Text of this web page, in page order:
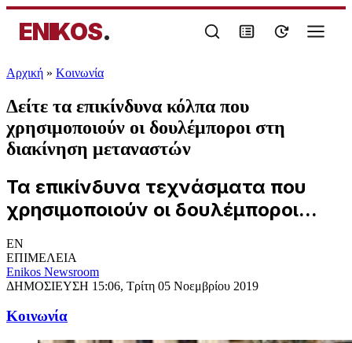
ENIKOS.
Αρχική » Κοινωνία
Δείτε τα επικίνδυνα κόλπα που
χρησιμοποιούν οι δουλέμποροι στη
διακίνηση μεταναστών
Τα επικίνδυνα τεχνάσματα που
χρησιμοποιούν οι δουλέμποροι...
EN
ΕΠΙΜΕΛΕΙΑ
Enikos Newsroom
ΔΗΜΟΣΙΕΥΣΗ 15:06, Τρίτη 05 Νοεμβρίου 2019
Κοινωνία